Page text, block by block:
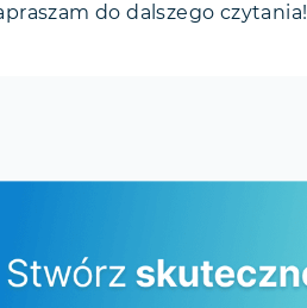
do dalszego czytania!